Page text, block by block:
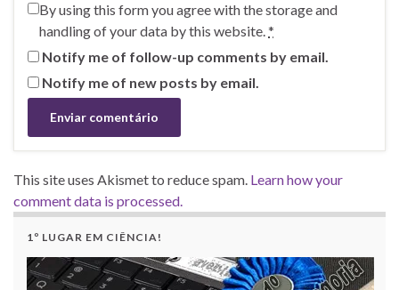
By using this form you agree with the storage and
handling of your data by this website.*
Notify me of follow-up comments by email.
Notify me of new posts by email.
This site uses Akismet to reduce spam. Learn how your
comment data is processed.
1º LUGAR EM CIÊNCIA!